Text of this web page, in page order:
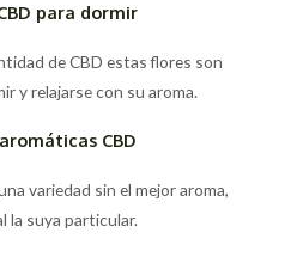
para dormir
de CBD estas flores son
y relajarse con su aroma.
CBD
variedad sin el mejor aroma,
la suya particular.